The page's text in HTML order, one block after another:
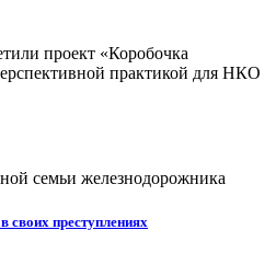
проект «Коробочка
практикой для НКО
семьи железнодорожника
преступлениях